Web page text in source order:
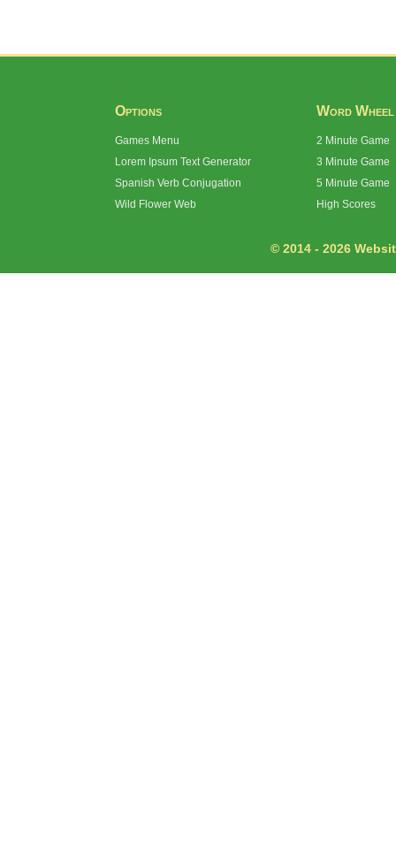
Options
Games Menu
Lorem Ipsum Text Generator
Spanish Verb Conjugation
Wild Flower Web
Word Wheel
2 Minute Game
3 Minute Game
5 Minute Game
High Scores
© 2014 - 2026